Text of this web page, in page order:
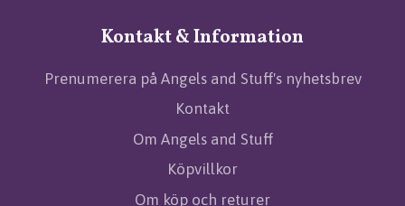
Kontakt & Information
Prenumerera på Angels and Stuff's nyhetsbrev
Kontakt
Om Angels and Stuff
Köpvillkor
Om köp och returer